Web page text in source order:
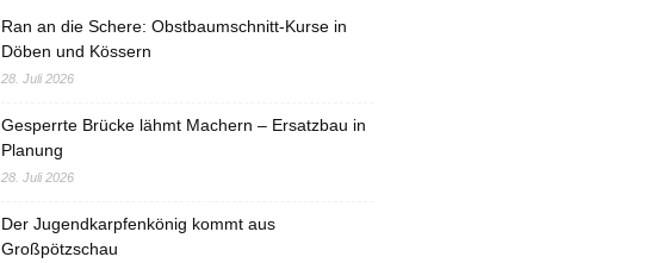
Ran an die Schere: Obstbaumschnitt-Kurse in
Döben und Kössern
28. Juli 2026
Gesperrte Brücke lähmt Machern – Ersatzbau in
Planung
28. Juli 2026
Der Jugendkarpfenkönig kommt aus
Großpötzschau